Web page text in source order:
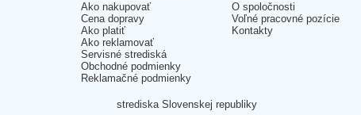
Ako nakupovať
Cena dopravy
Ako platiť
Ako reklamovať
Servisné strediská
Obchodné podmienky
Reklamačné podmienky
O spoločnosti
Voľné pracovné pozície
Kontakty
strediska Slovenskej republiky